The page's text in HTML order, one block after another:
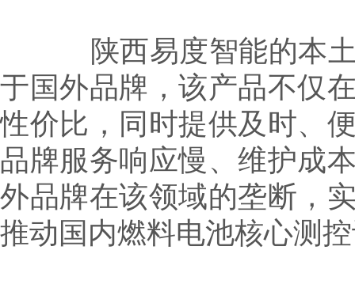
陕西易度智能的本土
于国外品牌，该产品不仅
性价比，同时提供及时、
品牌服务响应慢、维护成
外品牌在该领域的垄断，
推动国内燃料电池核心测